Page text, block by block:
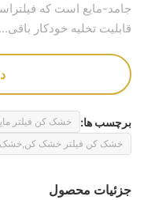
جامد-مایع است که
قابلیت تخلیه خودکار باقی...
برچسب ها:
خشک کن فیلتر
خشک کن فیلتر خشک کن,خشک
جزئیات محصول